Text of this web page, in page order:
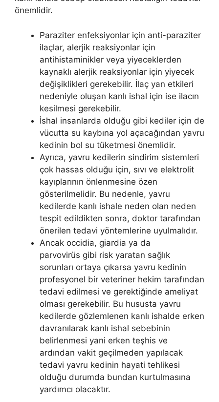
önemlidir.
Paraziter enfeksiyonlar için anti-paraziter
ilaçlar, alerjik reaksiyonlar için
antihistaminikler veya yiyeceklerden
kaynaklı alerjik reaksiyonlar için yiyecek
değişiklikleri gerekebilir. İlaç yan etkileri
nedeniyle oluşan kanlı ishal için ise ilacın
kesilmesi gerekebilir.
İshal insanlarda olduğu gibi kediler için de
vücutta su kaybına yol açacağından yavru
kedinin bol su tüketmesi önemlidir.
Ayrıca, yavru kedilerin sindirim sistemleri
çok hassas olduğu için, sıvı ve elektrolit
kayıplarının önlenmesine özen
gösterilmelidir. Bu nedenle, yavru
kedilerde kanlı ishale neden olan neden
tespit edildikten sonra, doktor tarafından
önerilen tedavi yöntemlerine uyulmalıdır.
Ancak occidia, giardia ya da
parvovirüs gibi risk yaratan sağlık
sorunları ortaya çıkarsa yavru kedinin
profesyonel bir veteriner hekim tarafından
tedavi edilmesi ve gerektiğinde ameliyat
olması gerekebilir. Bu hususta yavru
kedilerde gözlemlenen kanlı ishalde erken
davranılarak kanlı ishal sebebinin
belirlenmesi yani erken teşhis ve
ardından vakit geçilmeden yapılacak
tedavi yavru kedinin hayati tehlikesi
olduğu durumda bundan kurtulmasına
yardımcı olacaktır.